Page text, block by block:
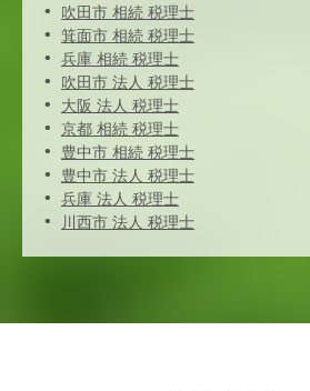
吹田市 相続 税理士
箕面市 相続 税理士
兵庫 相続 税理士
吹田市 法人 税理士
大阪 法人 税理士
京都 相続 税理士
豊中市 相続 税理士
豊中市 法人 税理士
兵庫 法人 税理士
川西市 法人 税理士